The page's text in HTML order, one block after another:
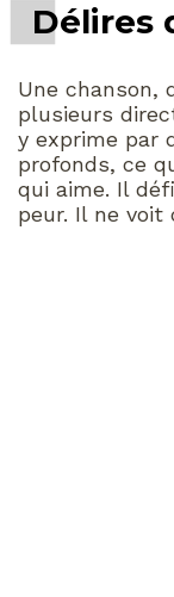
Délires
Une chanson,
plusieurs
y exprime par
profonds, ce
qui aime. Il
peur. Il ne voit